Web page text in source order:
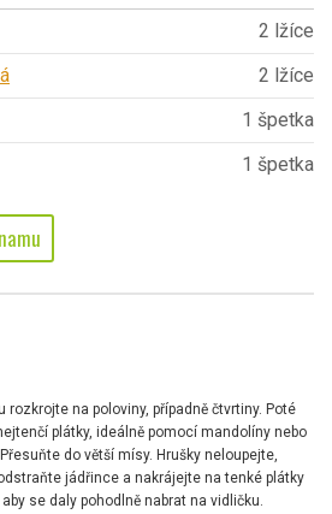
2 lžíce
2 lžíce
1 špetka
1 špetka
rozkrojte na poloviny, případně čtvrtiny. Poté
plátky, ideálně pomocí mandolíny nebo
do větší mísy. Hrušky neloupejte,
jádřince a nakrájejte na tenké plátky
se daly pohodlně nabrat na vidličku.